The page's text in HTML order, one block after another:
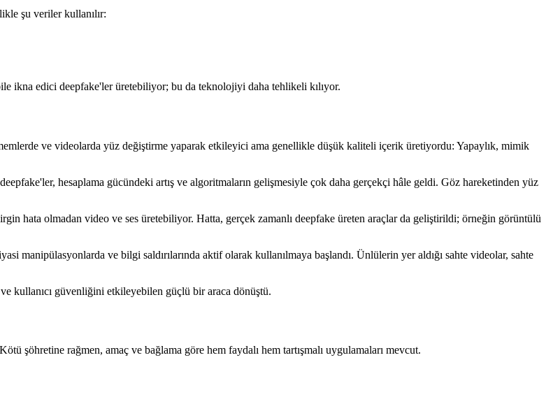
şu veriler kullanılır:
ikna edici deepfake'ler üretebiliyor; bu da teknolojiyi daha tehlikeli kılıyor.
ve videolarda yüz değiştirme yaparak etkileyici ama genellikle düşük kaliteli içerik üretiyordu: Yapaylık, mimik
hesaplama gücündeki artış ve algoritmaların gelişmesiyle çok daha gerçekçi hâle geldi. Göz hareketinden yüz
hata olmadan video ve ses üretebiliyor. Hatta, gerçek zamanlı deepfake üreten araçlar da geliştirildi; örneğin görüntülü
manipülasyonlarda ve bilgi saldırılarında aktif olarak kullanılmaya başlandı. Ünlülerin yer aldığı sahte videolar, sahte
kullanıcı güvenliğini etkileyebilen güçlü bir araca dönüştü.
şöhretine rağmen, amaç ve bağlama göre hem faydalı hem tartışmalı uygulamaları mevcut.